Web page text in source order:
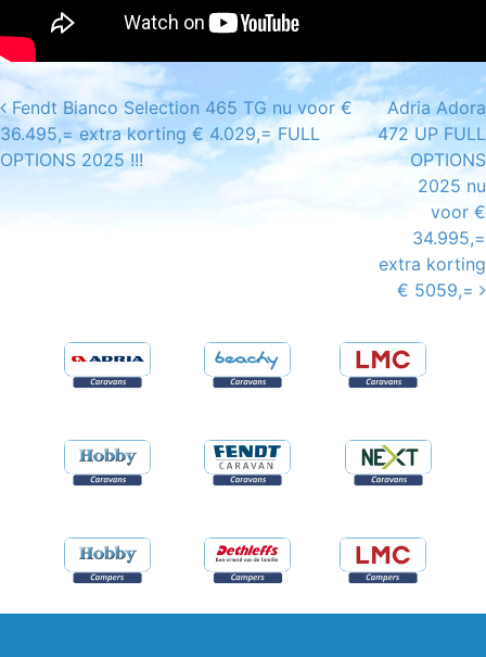
Post navigation
Fendt Bianco Selection 465 TG nu voor €
36.495,= extra korting € 4.029,= FULL
OPTIONS 2025 !!!
Adria Adora
472 UP FULL
OPTIONS
2025 nu
voor €
34.995,=
extra korting
€ 5059,=